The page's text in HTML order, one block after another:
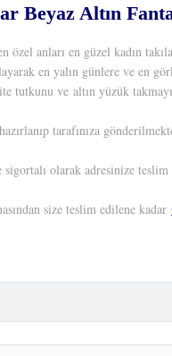
Beyaz Altın
özel anları en güzel kadın
en yalın günlere ve en
tutkunu ve altın yüzük
tarafınıza
olarak adresinize
size teslim edilene kadar